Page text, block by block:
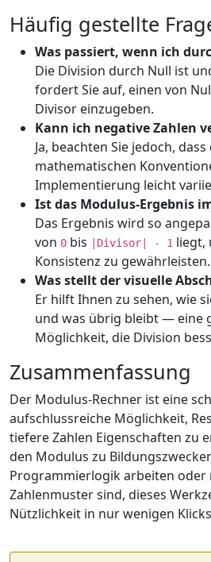
Häufig gestellte
Was passiert, wenn ich
Die Division durch Null ist
fordert Sie auf, einen von
Divisor einzugeben.
Kann ich negative Zahlen
Ja, beachten Sie jedoch,
mathematischen
Implementierung leicht
Ist das Modulus-Ergebnis
Das Ergebnis wird so
von 0 bis |Divisor| - 1 liegt,
Konsistenz zu gewährleisten.
Was stellt der visuelle
Er hilft Ihnen zu sehen, wie
und was übrig bleibt — eine
Möglichkeit, die Division
Zusammenfassung
Der Modulus-Rechner ist eine
aufschlussreiche Möglichkeit,
tiefere Zahlen Eigenschaften zu
den Modulus zu
Programmierlogik arbeiten oder
Zahlenmuster sind, dieses
Nützlichkeit in nur wenigen